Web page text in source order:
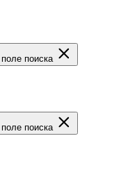
поиска
поиска